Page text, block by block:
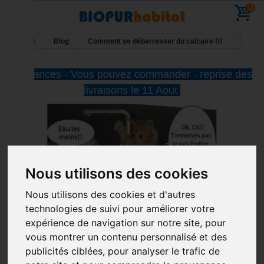
Nous utilisons des cookies
Nous utilisons des cookies et d'autres
technologies de suivi pour améliorer votre
expérience de navigation sur notre site, pour
vous montrer un contenu personnalisé et des
publicités ciblées, pour analyser le trafic de
0
Blog Comment se débarrasser du calcaire !!!
Vacances - Vous pouvez commander - reprise des
livraisons le 11 Aout
COMMENT SE DÉBARRASSER DU
CALCAIRE !!!